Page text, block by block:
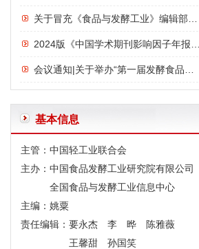
基本信息
主管：中国轻工业联合会
主办：中国食品发酵工业研究院有限公司
全国食品与发酵工业信息中心
主编：姚粟
责任编辑：要永杰 李 晔 陈雅薇
王馨甜 孙国笑